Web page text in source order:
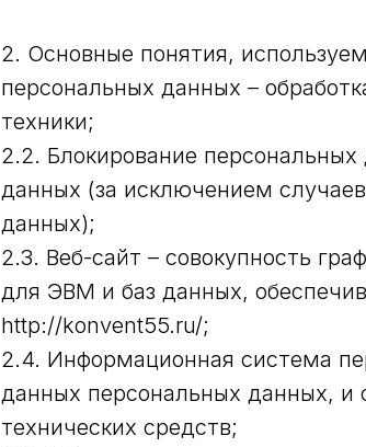
2. Основные понятия,
персональных данных –
техники;
2.2. Блокирование
данных (за исключением
данных);
2.3. Веб-сайт – совокупность
для ЭВМ и баз данных,
http://konvent55.ru/;
2.4. Информационная система
данных персональных данных, и
технических средств;